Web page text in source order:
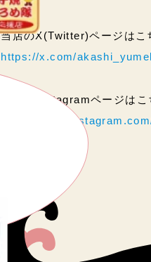
当店のX(Twitter)ページはこ
https://x.com/
当店のInstagramページはこ
https://